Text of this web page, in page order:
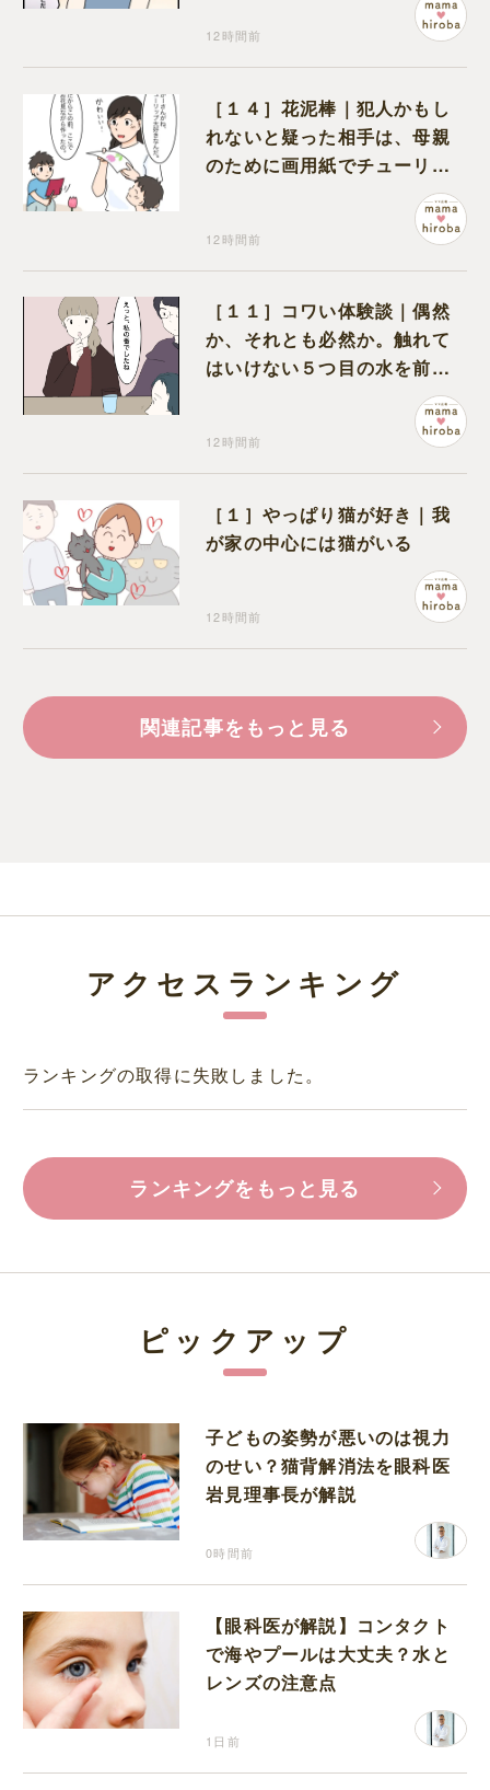
12時間前
［１４］花泥棒｜犯人かもし
れないと疑った相手は、母親
のために画用紙でチューリッ
プを作っていただけだった
12時間前
［１１］コワい体験談｜偶然
か、それとも必然か。触れて
はいけない５つ目の水を前に
12時間前
［１］やっぱり猫が好き｜我
が家の中心には猫がいる
12時間前
関連記事をもっと見る
アクセスランキング
ランキングの取得に失敗しました。
ランキングをもっと見る
ピックアップ
子どもの姿勢が悪いのは視力
のせい？猫背解消法を眼科医
岩見理事長が解説
0時間前
【眼科医が解説】コンタクト
で海やプールは大丈夫？水と
レンズの注意点
1日前